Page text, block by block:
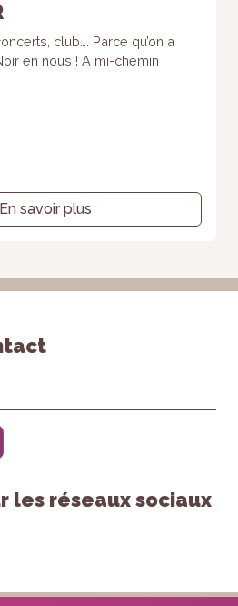
club…. Parce qu’on a
en nous ! A mi-chemin
En savoir plus
les réseaux sociaux